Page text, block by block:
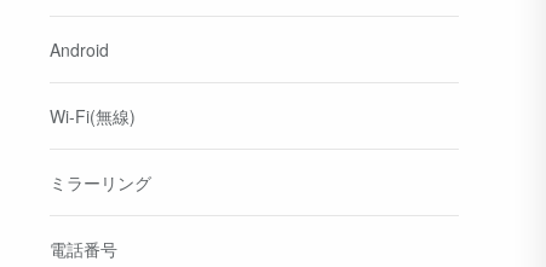
Android
Wi-Fi(無線)
ミラーリング
電話番号